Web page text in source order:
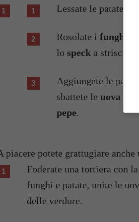
Lessate le patate e
Rosolate i funghi
lo speck a
Aggiungete le
sbattete le uova in
pepe.
piacere potete grattugiare
Foderate una tortiera con
funghi e patate, unite le
delle verdure.